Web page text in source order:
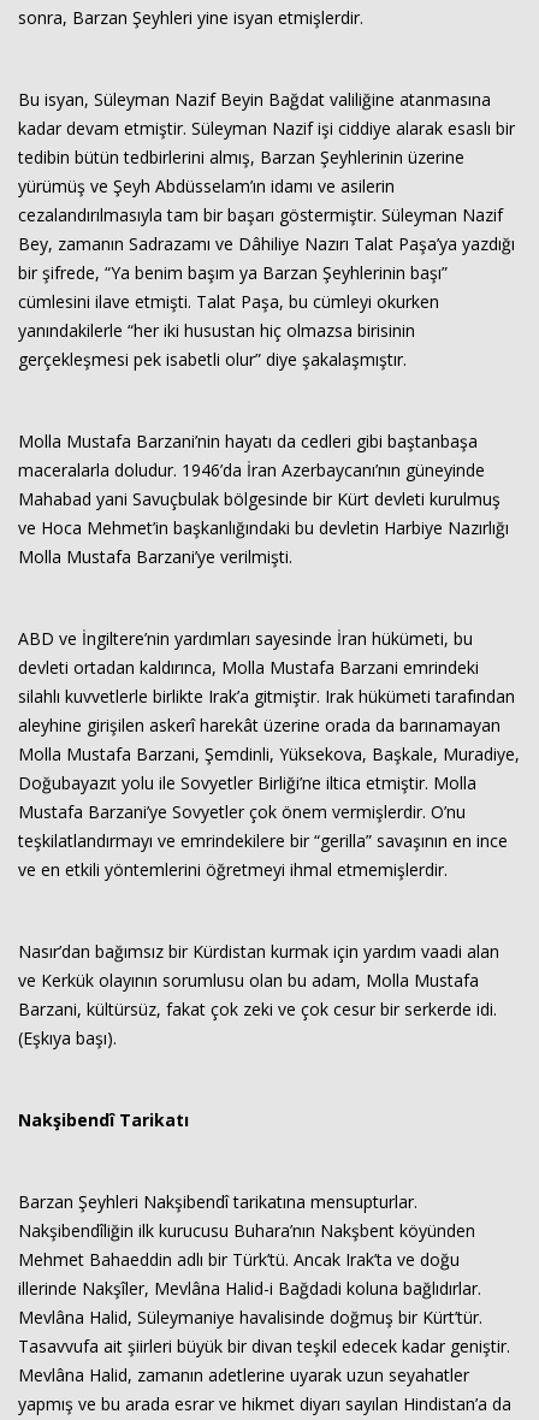
sonra, Barzan Şeyhleri yine isyan etmişlerdir.
Bu isyan, Süleyman Nazif Beyin Bağdat valiliğine atanmasına
kadar devam etmiştir. Süleyman Nazif işi ciddiye alarak esaslı bir
tedibin bütün tedbirlerini almış, Barzan Şeyhlerinin üzerine
yürümüş ve Şeyh Abdüsselam’ın idamı ve asilerin
cezalandırılmasıyla tam bir başarı göstermiştir. Süleyman Nazif
Bey, zamanın Sadrazamı ve Dâhiliye Nazırı Talat Paşa’ya yazdığı
bir şifrede, “Ya benim başım ya Barzan Şeyhlerinin başı”
cümlesini ilave etmişti. Talat Paşa, bu cümleyi okurken
yanındakilerle “her iki husustan hiç olmazsa birisinin
gerçekleşmesi pek isabetli olur” diye şakalaşmıştır.
Molla Mustafa Barzani’nin hayatı da cedleri gibi baştanbaşa
maceralarla doludur. 1946’da İran Azerbaycanı’nın güneyinde
Mahabad yani Savuçbulak bölgesinde bir Kürt devleti kurulmuş
ve Hoca Mehmet’in başkanlığındaki bu devletin Harbiye Nazırlığı
Molla Mustafa Barzani’ye verilmişti.
ABD ve İngiltere’nin yardımları sayesinde İran hükümeti, bu
devleti ortadan kaldırınca, Molla Mustafa Barzani emrindeki
silahlı kuvvetlerle birlikte Irak’a gitmiştir. Irak hükümeti tarafından
aleyhine girişilen askerî harekât üzerine orada da barınamayan
Molla Mustafa Barzani, Şemdinli, Yüksekova, Başkale, Muradiye,
Doğubayazıt yolu ile Sovyetler Birliği’ne iltica etmiştir. Molla
Mustafa Barzani’ye Sovyetler çok önem vermişlerdir. O’nu
teşkilatlandırmayı ve emrindekilere bir “gerilla” savaşının en ince
ve en etkili yöntemlerini öğretmeyi ihmal etmemişlerdir.
Nasır’dan bağımsız bir Kürdistan kurmak için yardım vaadi alan
ve Kerkük olayının sorumlusu olan bu adam, Molla Mustafa
Barzani, kültürsüz, fakat çok zeki ve çok cesur bir serkerde idi.
(Eşkıya başı).
Nakşibendî Tarikatı
Barzan Şeyhleri Nakşibendî tarikatına mensupturlar.
Nakşibendîliğin ilk kurucusu Buhara’nın Nakşbent köyünden
Mehmet Bahaeddin adlı bir Türk’tü. Ancak Irak’ta ve doğu
illerinde Nakşîler, Mevlâna Halid-i Bağdadi koluna bağlıdırlar.
Mevlâna Halid, Süleymaniye havalisinde doğmuş bir Kürt’tür.
Tasavvufa ait şiirleri büyük bir divan teşkil edecek kadar geniştir.
Mevlâna Halid, zamanın adetlerine uyarak uzun seyahatler
yapmış ve bu arada esrar ve hikmet diyarı sayılan Hindistan’a da